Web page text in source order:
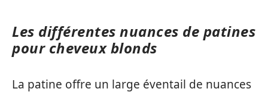
Les différentes nuances de patines
pour cheveux blonds
La patine offre un large éventail de nuances